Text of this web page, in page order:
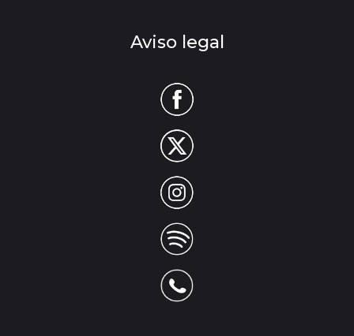
Aviso legal